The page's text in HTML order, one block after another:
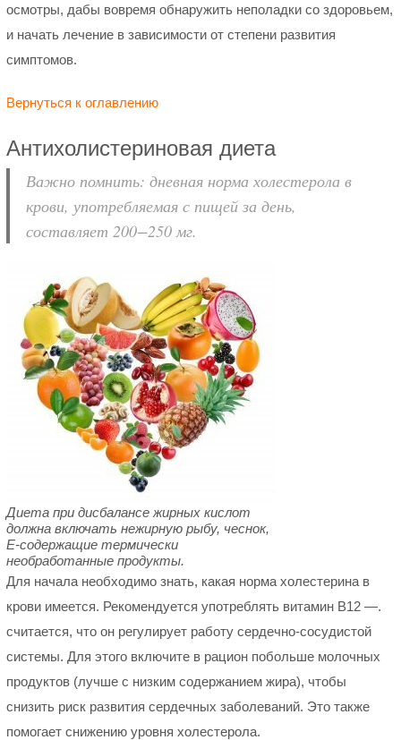
осмотры, дабы вовремя обнаружить неполадки со здоровьем,
и начать лечение в зависимости от степени развития
симптомов.
Вернуться к оглавлению
Антихолистериновая диета
Важно помнить: дневная норма холестерола в
крови, употребляемая с пищей за день,
составляет 200−250 мг.
Диета при дисбалансе жирных кислот
должна включать нежирную рыбу, чеснок,
Е-содержащие термически
необработанные продукты.
Для начала необходимо знать, какая норма холестерина в
крови имеется. Рекомендуется употреблять витамин B12 —.
считается, что он регулирует работу сердечно-сосудистой
системы. Для этого включите в рацион побольше молочных
продуктов (лучше с низким содержанием жира), чтобы
снизить риск развития сердечных заболеваний. Это также
помогает снижению уровня холестерола.